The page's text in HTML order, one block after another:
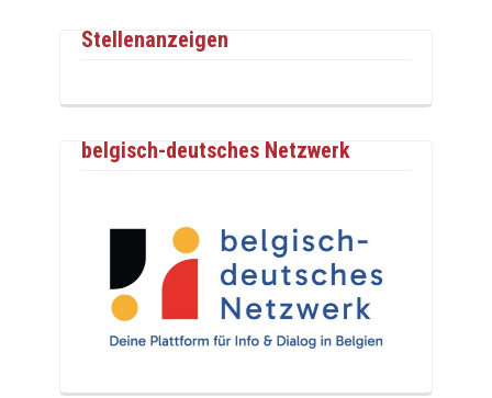
Stellenanzeigen
belgisch-deutsches Netzwerk